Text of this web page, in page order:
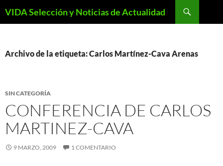
VIDA Selección y Noticias de Actualidad
Archivo de la etiqueta: Carlos Martínez-Cava Arenas
SIN CATEGORÍA
CONFERENCIA DE CARLOS
MARTINEZ-CAVA
9 MARZO, 2009 1 COMENTARIO